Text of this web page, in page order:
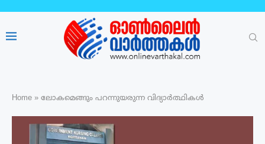
Home » ലോകമെങ്ങും പറന്നുയരുന്ന വിദ്യാർത്ഥികൾ